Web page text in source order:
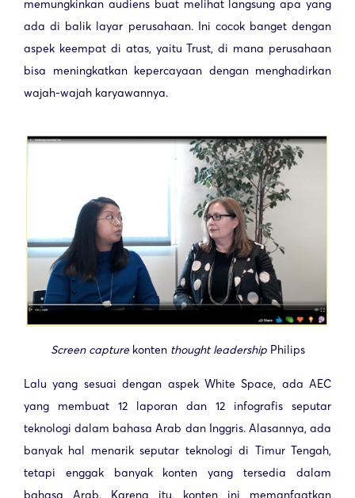
memungkinkan audiens buat melihat langsung apa yang
ada di balik layar perusahaan. Ini cocok banget dengan
aspek keempat di atas, yaitu Trust, di mana perusahaan
bisa meningkatkan kepercayaan dengan menghadirkan
wajah-wajah karyawannya.
Screen capturekonten thought leadershipPhilips
Lalu yang sesuai dengan aspek White Space, ada AEC
yang membuat 12 laporan dan 12 infografis seputar
teknologi dalam bahasa Arab dan Inggris. Alasannya, ada
banyak hal menarik seputar teknologi di Timur Tengah,
tetapi enggak banyak konten yang tersedia dalam
bahasa Arab. Karena itu, konten ini memanfaatkan